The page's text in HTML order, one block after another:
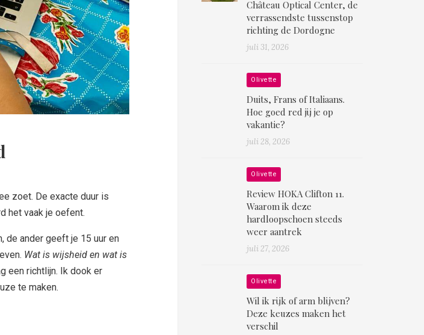
zoet. De exacte duur is
het vaak je oefent.
de ander geeft je 15 uur en
Wat is wijsheid en wat is
een richtlijn. Ik dook er
te maken.
Château Optical Center, de
verrassendste tussenstop
richting de Dordogne
juli 31, 2026
Olivette
Duits, Frans of Italiaans.
Hoe goed red jij je op
vakantie?
juli 28, 2026
Olivette
Review HOKA Clifton 11.
Waarom ik deze
hardloopschoen steeds
weer aantrek
juli 27, 2026
Olivette
Wil ik rijk of arm blijven?
Deze keuzes maken het
verschil